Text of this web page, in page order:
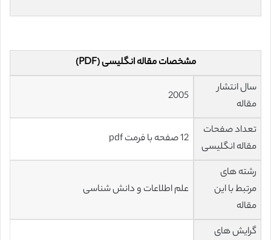
مشخصات مقاله انگلیسی (PDF)
سال انتشار
مقاله
2005
تعداد صفحات
مقاله انگلیسی
12 صفحه با فرمت pdf
رشته های
مرتبط با این
مقاله
علم اطلاعات و دانش شناسی
گرایش های